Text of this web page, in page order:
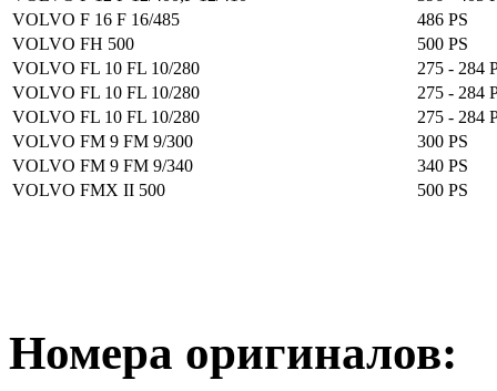
VOLVO F 16 F 16/485
486 PS
VOLVO FH 500
500 PS
VOLVO FL 10 FL 10/280
275 - 284
VOLVO FL 10 FL 10/280
275 - 284
VOLVO FL 10 FL 10/280
275 - 284
VOLVO FM 9 FM 9/300
300 PS
VOLVO FM 9 FM 9/340
340 PS
VOLVO FMX II 500
500 PS
Номера оригиналов: